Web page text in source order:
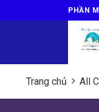
to
PHẦN
Trang chủ All